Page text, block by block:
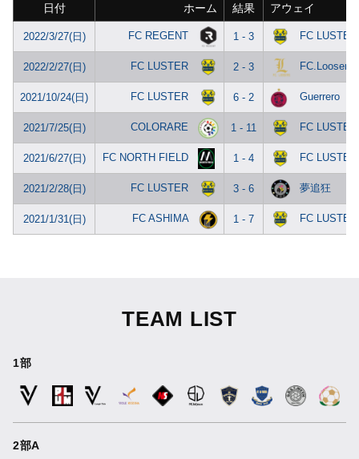
日付 ホーム 結果 アウェイ
2022/3/27(日) FC REGENT 1 - 3 FC LUSTER
2022/2/27(日) FC LUSTER 2 - 3 FC.Loosers
2021/10/24(日) FC LUSTER 6 - 2 Guerrero
2021/7/25(日) COLORARE 1 - 11 FC LUSTER
2021/6/27(日) FC NORTH FIELD 1 - 4 FC LUSTER
2021/2/28(日) FC LUSTER 3 - 6 夢追狂
2021/1/31(日) FC ASHIMA 1 - 7 FC LUSTER
TEAM LIST
1部
2部A